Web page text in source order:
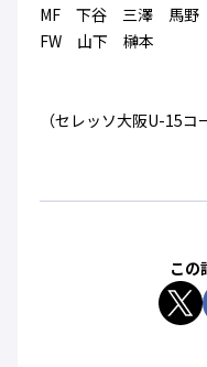
MF 下谷 三澤 馬野
FW 山下 榊本
（セレッソ大阪U-15
この